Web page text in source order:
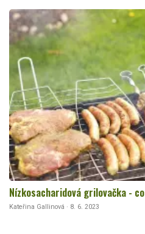
Nízkosacharidová grilovačka -
Kateřina Gallinová · 8. 6. 2023